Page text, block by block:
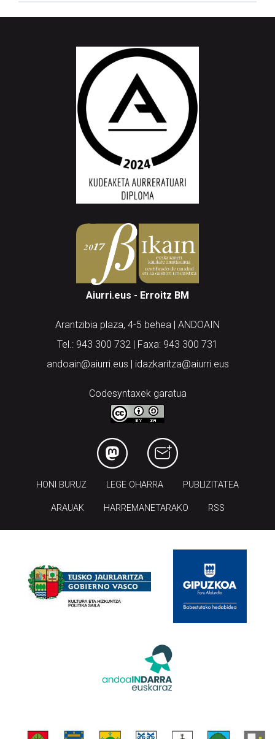
Aiurri.eus - Erroitz BM
Arantzibia plaza, 4-5 behea | ANDOAIN
Tel.: 943 300 732 | Faxa: 943 300 731
andoain@aiurri.eus | idazkaritza@aiurri.eus
Codesyntaxek garatua
HONI BURUZ LEGE OHARRA PUBLIZITATEA
ARAUAK HARREMANETARAKO RSS